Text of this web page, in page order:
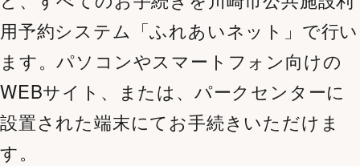
用予約システム「ふれあいネット」で行い
ます。パソコンやスマートフォン向けの
WEBサイト、または、パークセンターに
設置された端末にてお手続きいただけま
す。